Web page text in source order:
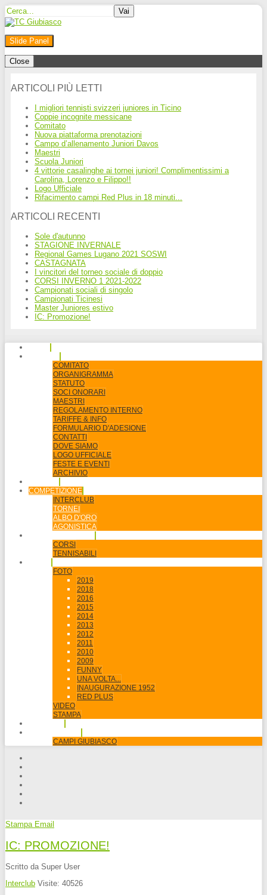
Slide Panel
Close
ARTICOLI PIÙ LETTI
I migliori tennisti svizzeri juniores in Ticino
Coppie incognite messicane
Comitato
Nuova piattaforma prenotazioni
Campo d’allenamento Juniori Davos
Maestri
Scuola Juniori
4 vittorie casalinghe ai tornei juniori! Complimentissimi a
Carolina, Lorenzo e Filippo!!
Logo Ufficiale
Rifacimento campi Red Plus in 18 minuti...
ARTICOLI RECENTI
Sole d'autunno
STAGIONE INVERNALE
Regional Games Lugano 2021 SOSWI
CASTAGNATA
I vincitori del torneo sociale di doppio
CORSI INVERNO 1 2021-2022
Campionati sociali di singolo
Campionati Ticinesi
Master Juniores estivo
IC: Promozione!
COMITATO
ORGANIGRAMMA
STATUTO
SOCI ONORARI
MAESTRI
REGOLAMENTO INTERNO
TARIFFE & INFO
FORMULARIO D'ADESIONE
CONTATTI
DOVE SIAMO
LOGO UFFICIALE
FESTE E EVENTI
ARCHIVIO
COMPETIZIONE
INTERCLUB
TORNEI
ALBO D'ORO
AGONISTICA
CORSI
TENNISABILI
FOTO
2019
2018
2016
2015
2014
2013
2012
2011
2010
2009
FUNNY
UNA VOLTA...
INAUGURAZIONE 1952
RED PLUS
VIDEO
STAMPA
CAMPI GIUBIASCO
Stampa Email
IC: PROMOZIONE!
Scritto da Super User
Interclub Visite: 40526